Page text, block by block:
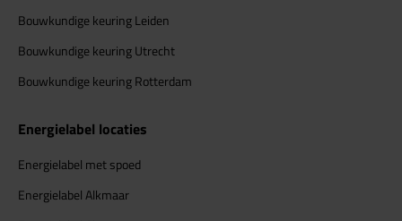
Bouwkundige keuring Leiden
Bouwkundige keuring Utrecht
Bouwkundige keuring Rotterdam
Energielabel locaties
Energielabel met spoed
Energielabel Alkmaar